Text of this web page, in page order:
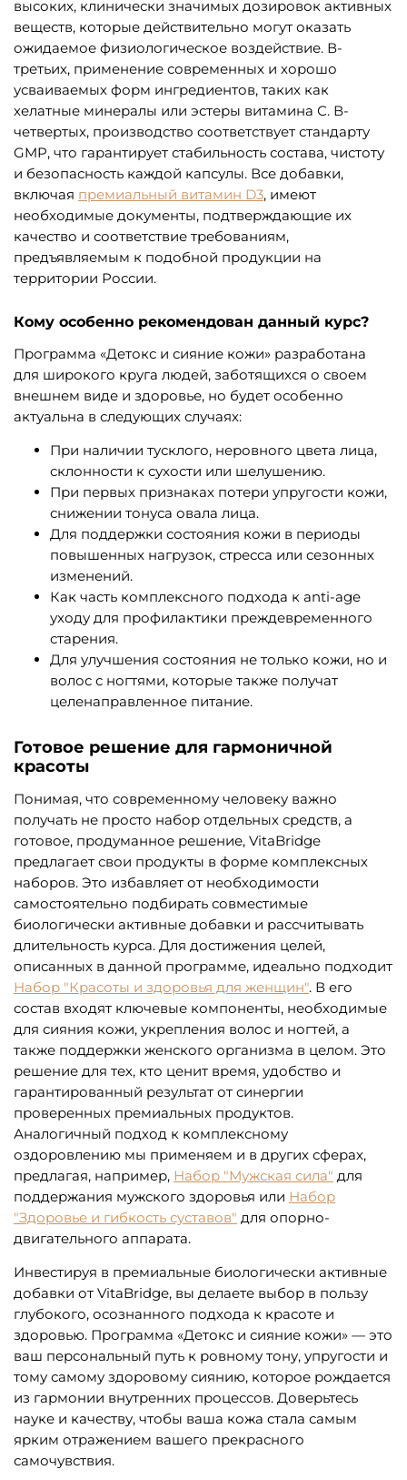
высоких, клинически значимых дозировок активных
веществ, которые действительно могут оказать
ожидаемое физиологическое воздействие. В-
третьих, применение современных и хорошо
усваиваемых форм ингредиентов, таких как
хелатные минералы или эстеры витамина С. В-
четвертых, производство соответствует стандарту
GMP, что гарантирует стабильность состава, чистоту
и безопасность каждой капсулы. Все добавки,
включая премиальный витамин D3, имеют
необходимые документы, подтверждающие их
качество и соответствие требованиям,
предъявляемым к подобной продукции на
территории России.
Кому особенно рекомендован данный курс?
Программа «Детокс и сияние кожи» разработана
для широкого круга людей, заботящихся о своем
внешнем виде и здоровье, но будет особенно
актуальна в следующих случаях:
При наличии тусклого, неровного цвета лица,
склонности к сухости или шелушению.
При первых признаках потери упругости кожи,
снижении тонуса овала лица.
Для поддержки состояния кожи в периоды
повышенных нагрузок, стресса или сезонных
изменений.
Как часть комплексного подхода к anti-age
уходу для профилактики преждевременного
старения.
Для улучшения состояния не только кожи, но и
волос с ногтями, которые также получат
целенаправленное питание.
Готовое решение для гармоничной
красоты
Понимая, что современному человеку важно
получать не просто набор отдельных средств, а
готовое, продуманное решение, VitaBridge
предлагает свои продукты в форме комплексных
наборов. Это избавляет от необходимости
самостоятельно подбирать совместимые
биологически активные добавки и рассчитывать
длительность курса. Для достижения целей,
описанных в данной программе, идеально подходит
Набор "Красоты и здоровья для женщин". В его
состав входят ключевые компоненты, необходимые
для сияния кожи, укрепления волос и ногтей, а
также поддержки женского организма в целом. Это
решение для тех, кто ценит время, удобство и
гарантированный результат от синергии
проверенных премиальных продуктов.
Аналогичный подход к комплексному
оздоровлению мы применяем и в других сферах,
предлагая, например, Набор "Мужская сила" для
поддержания мужского здоровья или Набор
"Здоровье и гибкость суставов" для опорно-
двигательного аппарата.
Инвестируя в премиальные биологически активные
добавки от VitaBridge, вы делаете выбор в пользу
глубокого, осознанного подхода к красоте и
здоровью. Программа «Детокс и сияние кожи» — это
ваш персональный путь к ровному тону, упругости и
тому самому здоровому сиянию, которое рождается
из гармонии внутренних процессов. Доверьтесь
науке и качеству, чтобы ваша кожа стала самым
ярким отражением вашего прекрасного
самочувствия.